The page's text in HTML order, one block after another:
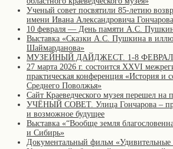
Ученый совет посвятили 85-летию
имени Ивана Александровича Гончарова
10 февраля — День памяти А.С.
Выставка «Сказки А.С. Пушкина в
Шаймарданова»
МУЗЕЙНЫЙ ДАЙДЖЕСТ. 1-8
27 марта 2026 г. состоится XXVI
практическая конференция «История и
Среднего Поволжья»
Сайт Краеведческого музея перешел на
УЧЁНЫЙ СОВЕТ. Улица Гончарова –
и возможное будущее
Выставка «“Вообще земля
и Сибирь»
Документальный фильм «Удивительные